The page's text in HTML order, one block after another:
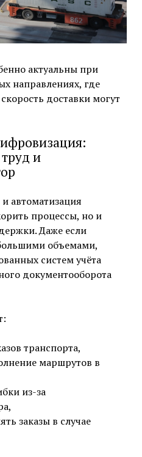
актуальны при
направлениях, где
доставки могут
и
автоматизация
процессы, но и
Даже если
объемами,
систем учёта
документооборота
транспорта,
маршрутов в
из-за
заказы в случае